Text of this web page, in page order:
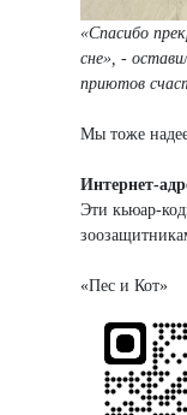
«Спасибо
сне», -
приютов
Мы тоже
Интернет-
Эти кьюар-